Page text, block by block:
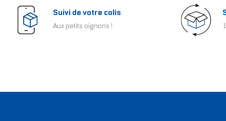
Suivi de votre colis
Aux petits oignons !